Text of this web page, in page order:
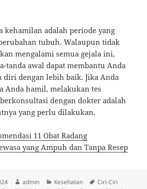
kehamilan adalah periode yang
tubuh. Walaupun tidak
mengalami semua gejala ini,
tanda awal dapat membantu Anda
diri dengan lebih baik. Jika Anda
Anda hamil, melakukan tes
dengan dokter adalah
yang perlu dilakukan.
11 Obat Radang
yang Ampuh dan Tanpa Resep
Penulis
admin Kategori
Kesehatan Tag
Ciri-Ciri